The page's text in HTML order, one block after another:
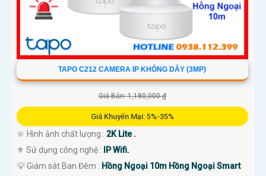
TAPO C212 CAMERA IP KHÔNG DÂY (3MP)
Giá Bán: 1,180,000 ₫
Giá Khuyến Mại: 5%-35%
🔆 Hình ảnh chất lượng : 2K Lite .
⚜️ Sử dụng công nghệ : IP Wifi.
💡 Giám sát Ban Đêm : Hồng Ngoại 10m Hồng Ngoại Smart